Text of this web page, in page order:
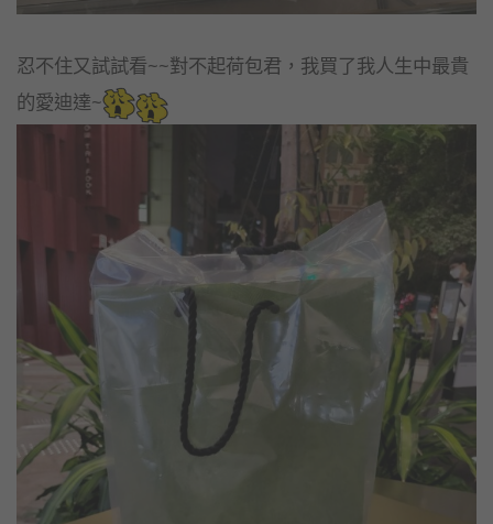
忍不住又試試看~~對不起荷包君，我買了我人生中最貴
的愛迪達~